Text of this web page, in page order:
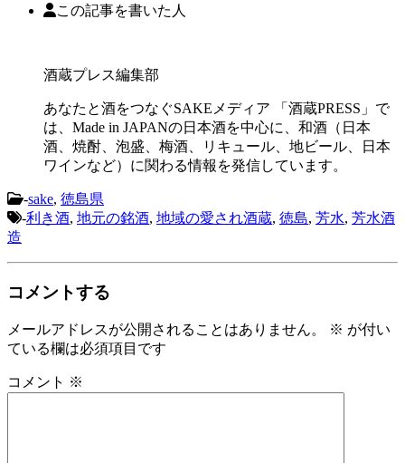
この記事を書いた人
酒蔵プレス編集部
あなたと酒をつなぐSAKEメディア 「酒蔵PRESS」で
は、Made in JAPANの日本酒を中心に、和酒（日本
酒、焼酎、泡盛、梅酒、リキュール、地ビール、日本
ワインなど）に関わる情報を発信しています。
-sake, 徳島県
-利き酒, 地元の銘酒, 地域の愛され酒蔵, 徳島, 芳水, 芳水酒
造
コメントする
メールアドレスが公開されることはありません。 ※ が付い
ている欄は必須項目です
コメント ※